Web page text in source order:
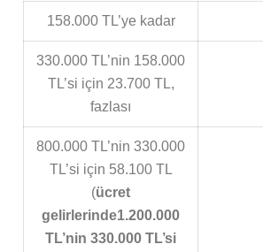
158.000 TL’ye kadar
330.000 TL’nin 158.000
TL’si için 23.700 TL,
fazlası
800.000 TL’nin 330.000
TL’si için 58.100 TL
(ücret
gelirlerinde1.200.000
TL’nin 330.000 TL’si